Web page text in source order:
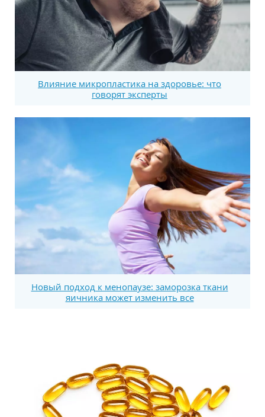
Влияние микропластика на здоровье: что
говорят эксперты
Новый подход к менопаузе: заморозка ткани
яичника может изменить все